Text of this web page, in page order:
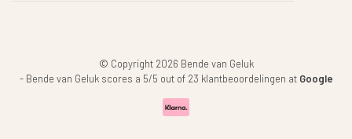
© Copyright 2026 Bende van Geluk
- Bende van Geluk scores a 5/5 out of 23 klantbeoordelingen at Google